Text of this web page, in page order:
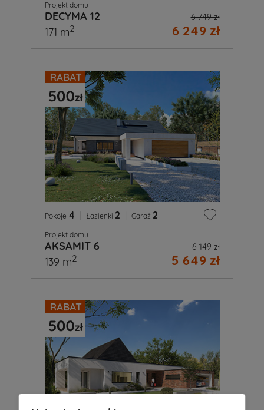
Projekt domu
DECYMA 12 6 749 zł
6 249 zł
171 m2
Pokoje 4 Łazienki 2 Garaż 2
Projekt domu
AKSAMIT 6 6 149 zł
5 649 zł
139 m2